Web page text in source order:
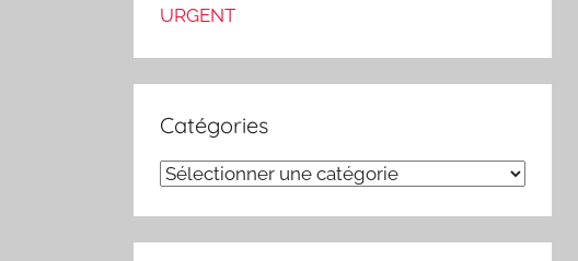
URGENT
Catégories
Catégories